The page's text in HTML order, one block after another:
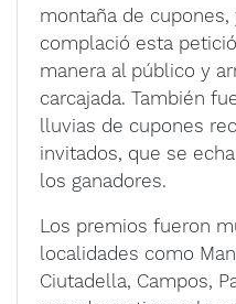
montaña de
complació esta
manera al público y
carcajada. También
lluvias de cupones
invitados, que se
los ganadores.
Los premios fueron
localidades como
Ciutadella, Campos,